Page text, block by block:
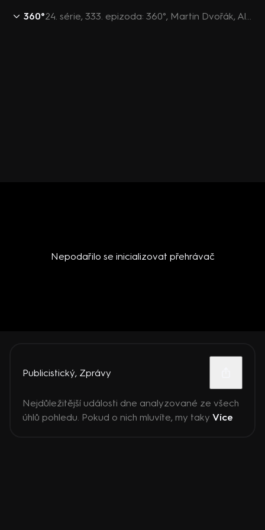
360° 24. série, 333. epizoda: 360°, Martin Dvořák, Aleš Juchelka - 28.11. v 21:30
Nepodařilo se inicializovat přehrávač
Publicistický, Zprávy
Nejdůležitější události dne analyzované ze všech
úhlů pohledu. Pokud o nich mluvíte, my taky Více